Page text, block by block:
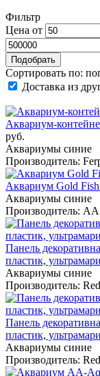
Фильтр
Цена от
Сортировать по:
Доставка из
Аквариум-
руб.
Аквариумы синие
Производитель:
Аквариум Gold
Аквариумы синие
Производитель:
Панель
пластик,
Аквариумы синие
Производитель:
Панель
пластик,
Аквариумы синие
Производитель: